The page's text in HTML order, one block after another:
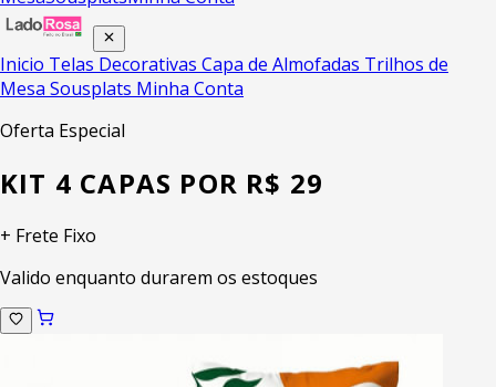
Inicio Telas Decorativas Capa de Almofadas Trilhos de
Mesa Sousplats Minha Conta
Oferta Especial
KIT 4 CAPAS POR R$ 29
+ Frete Fixo
Valido enquanto durarem os estoques